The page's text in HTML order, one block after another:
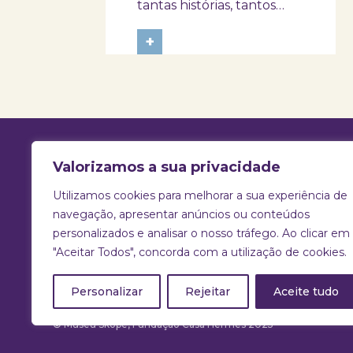
Valorizamos a sua privacidade
Utilizamos cookies para melhorar a sua experiência de
navegação, apresentar anúncios ou conteúdos
personalizados e analisar o nosso tráfego. Ao clicar em
"Aceitar Todos", concorda com a utilização de cookies.
Personalizar Rejeitar Aceite tudo
tantas histórias, tantos
ensinamentos. Porque
este ano o dia 26 de julho
avós e netos a viverem
Medicina e...
+
T:925 731 830 |E: info@skope.pt
Rua João Gonçalves Neto 46, Aradas
© Museu Skope, Fundação Casa Hermes 2025